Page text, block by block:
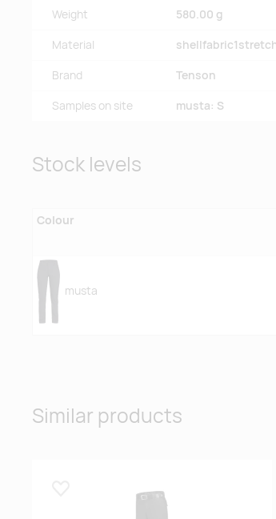
Weight 580.00 g
Material
Brand Tenson
Samples on site musta: S
Stock levels
Colour
musta
Similar products